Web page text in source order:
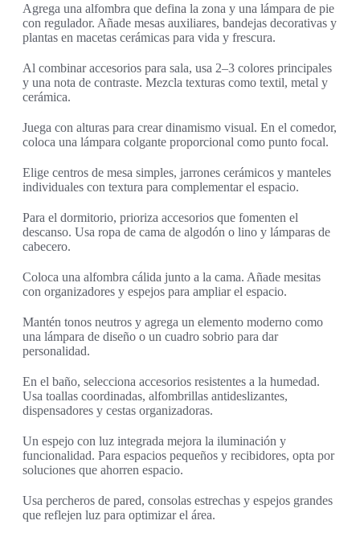
Agrega una alfombra que defina la zona y una lámpara de pie
con regulador. Añade mesas auxiliares, bandejas decorativas y
plantas en macetas cerámicas para vida y frescura.
Al combinar accesorios para sala, usa 2–3 colores principales
y una nota de contraste. Mezcla texturas como textil, metal y
cerámica.
Juega con alturas para crear dinamismo visual. En el comedor,
coloca una lámpara colgante proporcional como punto focal.
Elige centros de mesa simples, jarrones cerámicos y manteles
individuales con textura para complementar el espacio.
Para el dormitorio, prioriza accesorios que fomenten el
descanso. Usa ropa de cama de algodón o lino y lámparas de
cabecero.
Coloca una alfombra cálida junto a la cama. Añade mesitas
con organizadores y espejos para ampliar el espacio.
Mantén tonos neutros y agrega un elemento moderno como
una lámpara de diseño o un cuadro sobrio para dar
personalidad.
En el baño, selecciona accesorios resistentes a la humedad.
Usa toallas coordinadas, alfombrillas antideslizantes,
dispensadores y cestas organizadoras.
Un espejo con luz integrada mejora la iluminación y
funcionalidad. Para espacios pequeños y recibidores, opta por
soluciones que ahorren espacio.
Usa percheros de pared, consolas estrechas y espejos grandes
que reflejen luz para optimizar el área.